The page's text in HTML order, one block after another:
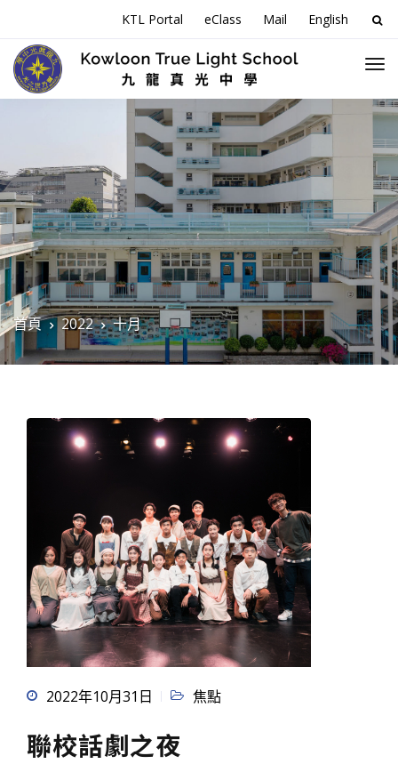
KTL Portal eClass Mail English
搜
尋
關
首頁 2022 十月
2022年10月31日 焦點
聯校話劇之夜